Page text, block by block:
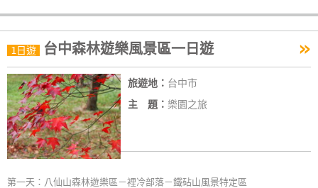
1日遊 台中森林遊樂風景區一日遊 »
旅遊地： 台中市
主 題： 樂園之旅
第一天：八仙山森林遊樂區－裡冷部落－鐵砧山風景特定區